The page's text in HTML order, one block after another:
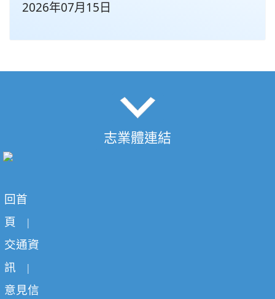
2026年07月15日
志業體連結
回首
頁 |
交通資
訊 |
意見信